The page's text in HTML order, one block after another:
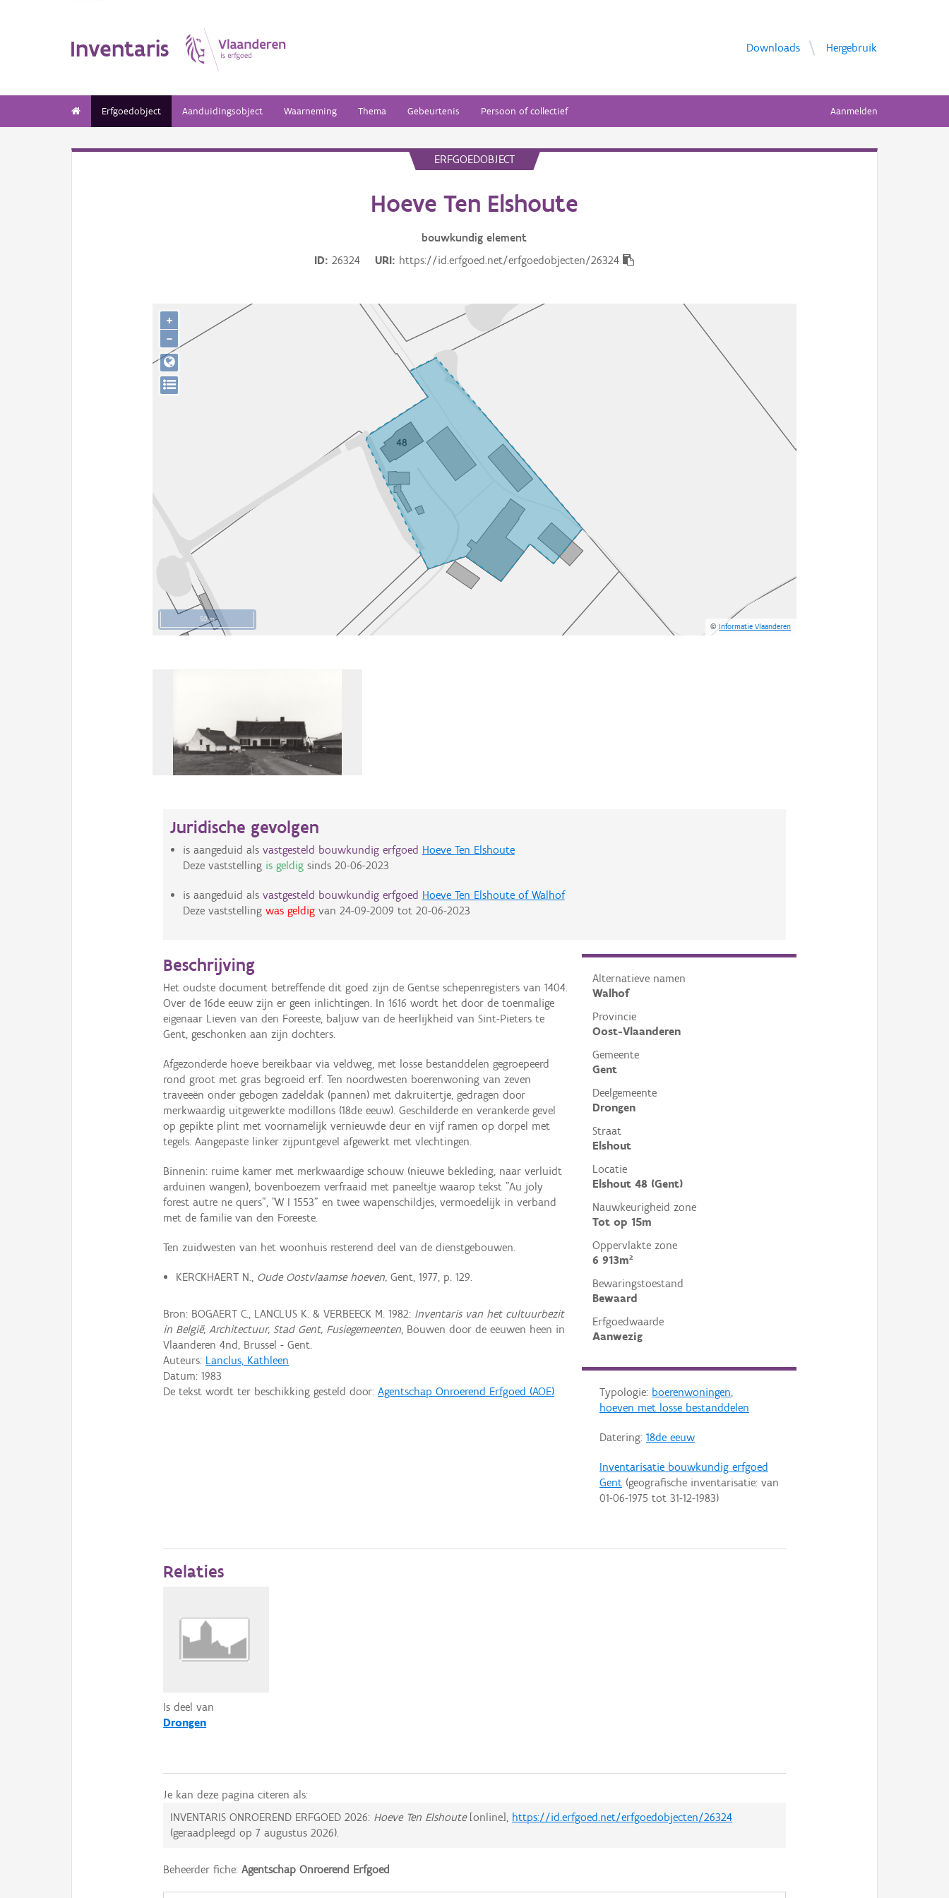
Inventaris Downloads Hergebruik
Erfgoedobject Aanduidingsobject Waarneming Thema Gebeurtenis Persoon of collectief Aanmelden
ERFGOEDOBJECT
Hoeve Ten Elshoute
bouwkundig element
ID
26324 URI https://id.erfgoed.net/erfgoedobjecten/26324
50 m
©Informatie Vlaanderen
+
−
Juridische gevolgen
is aangeduid als vastgesteld bouwkundig erfgoed Hoeve Ten Elshoute
Deze vaststelling is geldigsinds 20-06-2023
is aangeduid als vastgesteld bouwkundig erfgoed Hoeve Ten Elshoute of Walhof
Deze vaststelling was geldigvan 24-09-2009 tot 20-06-2023
Alternatieve namen
Walhof
Provincie
Oost-Vlaanderen
Gemeente
Gent
Deelgemeente
Drongen
Straat
Elshout
Locatie
Elshout 48 (Gent)
Nauwkeurigheid zone
Tot op 15m
Oppervlakte zone
6 913m²
Bewaringstoestand
Bewaard
Erfgoedwaarde
Aanwezig
Typologie: boerenwoningen,
hoeven met losse bestanddelen
Datering: 18de eeuw
Inventarisatie bouwkundig erfgoed
Gent(geografische inventarisatie: van
01-06-1975 tot 31-12-1983)
Beschrijving
Het oudste document betreffende dit goed zijn de Gentse schepenregisters van 1404.
Over de 16de eeuw zijn er geen inlichtingen. In 1616 wordt het door de toenmalige
eigenaar Lieven van den Foreeste, baljuw van de heerlijkheid van Sint-Pieters te
Gent, geschonken aan zijn dochters.
Afgezonderde hoeve bereikbaar via veldweg, met losse bestanddelen gegroepeerd
rond groot met gras begroeid erf. Ten noordwesten boerenwoning van zeven
traveeën onder gebogen zadeldak (pannen) met dakruitertje, gedragen door
merkwaardig uitgewerkte modillons (18de eeuw). Geschilderde en verankerde gevel
op gepikte plint met voornamelijk vernieuwde deur en vijf ramen op dorpel met
tegels. Aangepaste linker zijpuntgevel afgewerkt met vlechtingen.
Binnenin: ruime kamer met merkwaardige schouw (nieuwe bekleding, naar verluidt
arduinen wangen), bovenboezem verfraaid met paneeltje waarop tekst "Au joly
forest autre ne quers", "W I 1553" en twee wapenschildjes, vermoedelijk in verband
met de familie van den Foreeste.
Ten zuidwesten van het woonhuis resterend deel van de dienstgebouwen.
KERCKHAERT N., Oude Oostvlaamse hoeven,Gent, 1977, p. 129.
Bron: BOGAERT C., LANCLUS K. & VERBEECK M. 1982: Inventaris van het cultuurbezit
in België, Architectuur, Stad Gent, Fusiegemeenten, Bouwen door de eeuwen heen in
Vlaanderen 4nd, Brussel - Gent.
Auteurs: Lanclus, Kathleen
Datum:1983
De tekst wordt ter beschikking gesteld door:Agentschap Onroerend Erfgoed (AOE)
Relaties
Is deel van
Drongen
Je kan deze pagina citeren als:
INVENTARIS ONROEREND ERFGOED 2026: Hoeve Ten Elshoute[online], https://id.erfgoed.net/erfgoedobjecten/26324
(geraadpleegd op7 augustus 2026).
Beheerder fiche:Agentschap Onroerend Erfgoed